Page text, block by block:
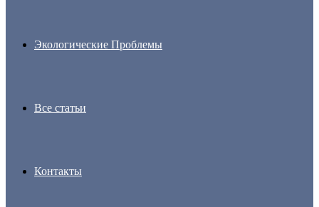
Экологические Проблемы
Все статьи
Контакты